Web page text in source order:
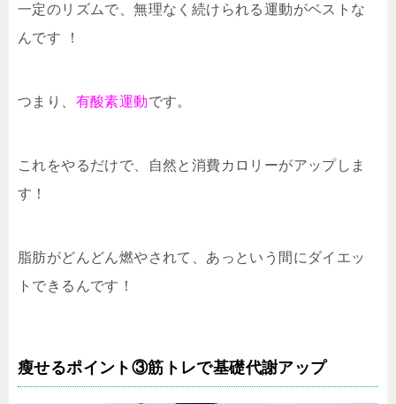
一定のリズムで、無理なく続けられる運動がベストな
んです ！
つまり、 有酸素運動です。
これをやるだけで、自然と消費カロリーがアップしま
す！
脂肪がどんどん燃やされて、あっという間にダイエッ
トできるんです！
瘦せるポイント③筋トレで基礎代謝アップ